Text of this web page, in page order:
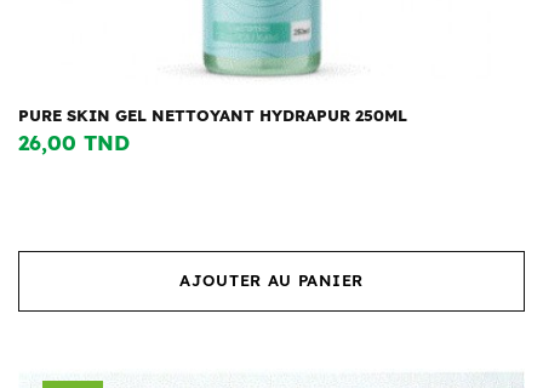
PURE SKIN GEL NETTOYANT HYDRAPUR 250ML
26,00 TND
AJOUTER AU PANIER